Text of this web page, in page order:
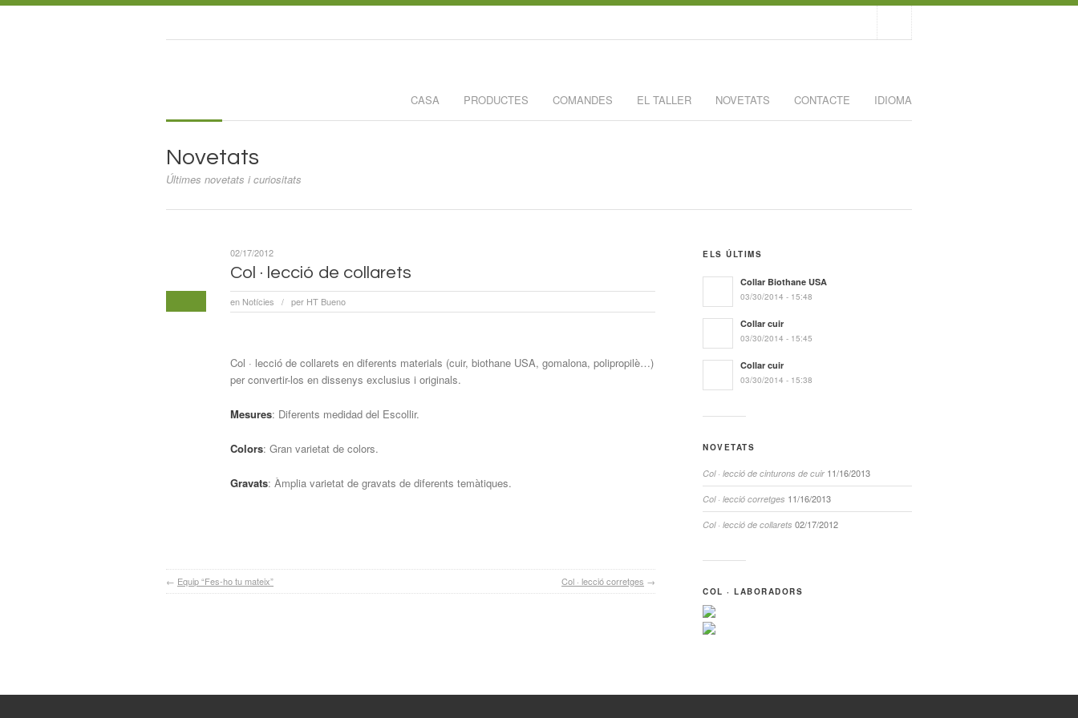
CASA PRODUCTES COMANDES EL TALLER NOVETATS CONTACTE IDIOMA
Novetats
Últimes novetats i curiositats
Col · lecció de collarets
en Notícies / per HT Bueno
02/17/2012
Col · lecció collarets
Col · lecció de collarets en diferents materials (cuir, biothane USA, gomalona, polipropilè…)
per convertir-los en dissenys exclusius i originals.
Mesures: Diferents medidad del Escollir.
Colors: Gran varietat de colors.
Gravats: Àmplia varietat de gravats de diferents temàtiques.
← Equip “Fes-ho tu mateix” Col · lecció corretges →
ELS ÚLTIMS
Collar Biothane USA
03/30/2014 - 15:48
Collar cuir
03/30/2014 - 15:45
Collar cuir
03/30/2014 - 15:38
NOVETATS
Col · lecció de cinturons de cuir 11/16/2013
Col · lecció corretges 11/16/2013
Col · lecció de collarets 02/17/2012
COL · LABORADORS